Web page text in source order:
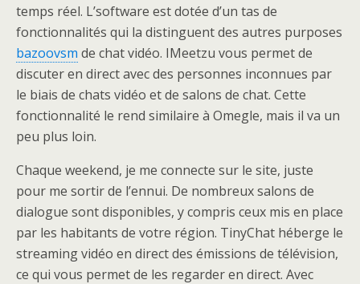
temps réel. L’software est dotée d’un tas de
fonctionnalités qui la distinguent des autres purposes
bazoovsm de chat vidéo. IMeetzu vous permet de
discuter en direct avec des personnes inconnues par
le biais de chats vidéo et de salons de chat. Cette
fonctionnalité le rend similaire à Omegle, mais il va un
peu plus loin.
Chaque weekend, je me connecte sur le site, juste
pour me sortir de l’ennui. De nombreux salons de
dialogue sont disponibles, y compris ceux mis en place
par les habitants de votre région. TinyChat héberge le
streaming vidéo en direct des émissions de télévision,
ce qui vous permet de les regarder en direct. Avec